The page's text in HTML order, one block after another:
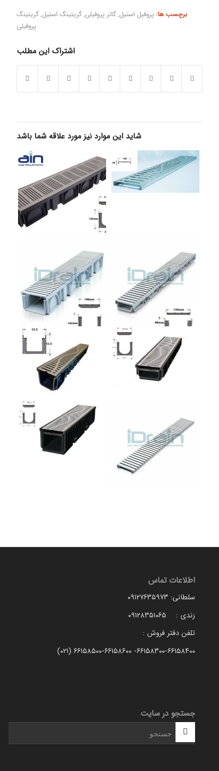
برچسب ها: پروفیل استیل,گاتر پروفیلی,گریتینگ استیل,گریتینگ
پروفیلی
اشتراک این مطلب
شاید این موارد نیز مورد علاقه شما باشد
اطلاعات تماس
سلطانی: ۰۹۱۲۷۶۳۵۹۷۳
زندی : ۰۹۱۲۸۳۵۱۰۶۵
تلفن دفتر فروش :
۶۶۱۵۸۳۰۰-۶۶۱۵۸۴۰۰- ۶۶۱۵۸۵۰۰-۶۶۱۵۸۶۰۰ (۰۲۱)
جستجو در سایت